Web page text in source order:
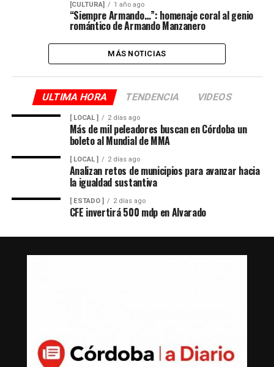
[CULTURA] 1 año ago
“Siempre Armando…”: homenaje coral al genio
romántico de Armando Manzanero
MÁS NOTICIAS
ULTIMA HORA TENDENCIA VIDEOS
[ LOCAL ] 2 días ago
Más de mil peleadores buscan en Córdoba un
boleto al Mundial de MMA
[ LOCAL ] 2 días ago
Analizan retos de municipios para avanzar hacia
la igualdad sustantiva
[ ESTADO ] 2 días ago
CFE invertirá 500 mdp en Alvarado